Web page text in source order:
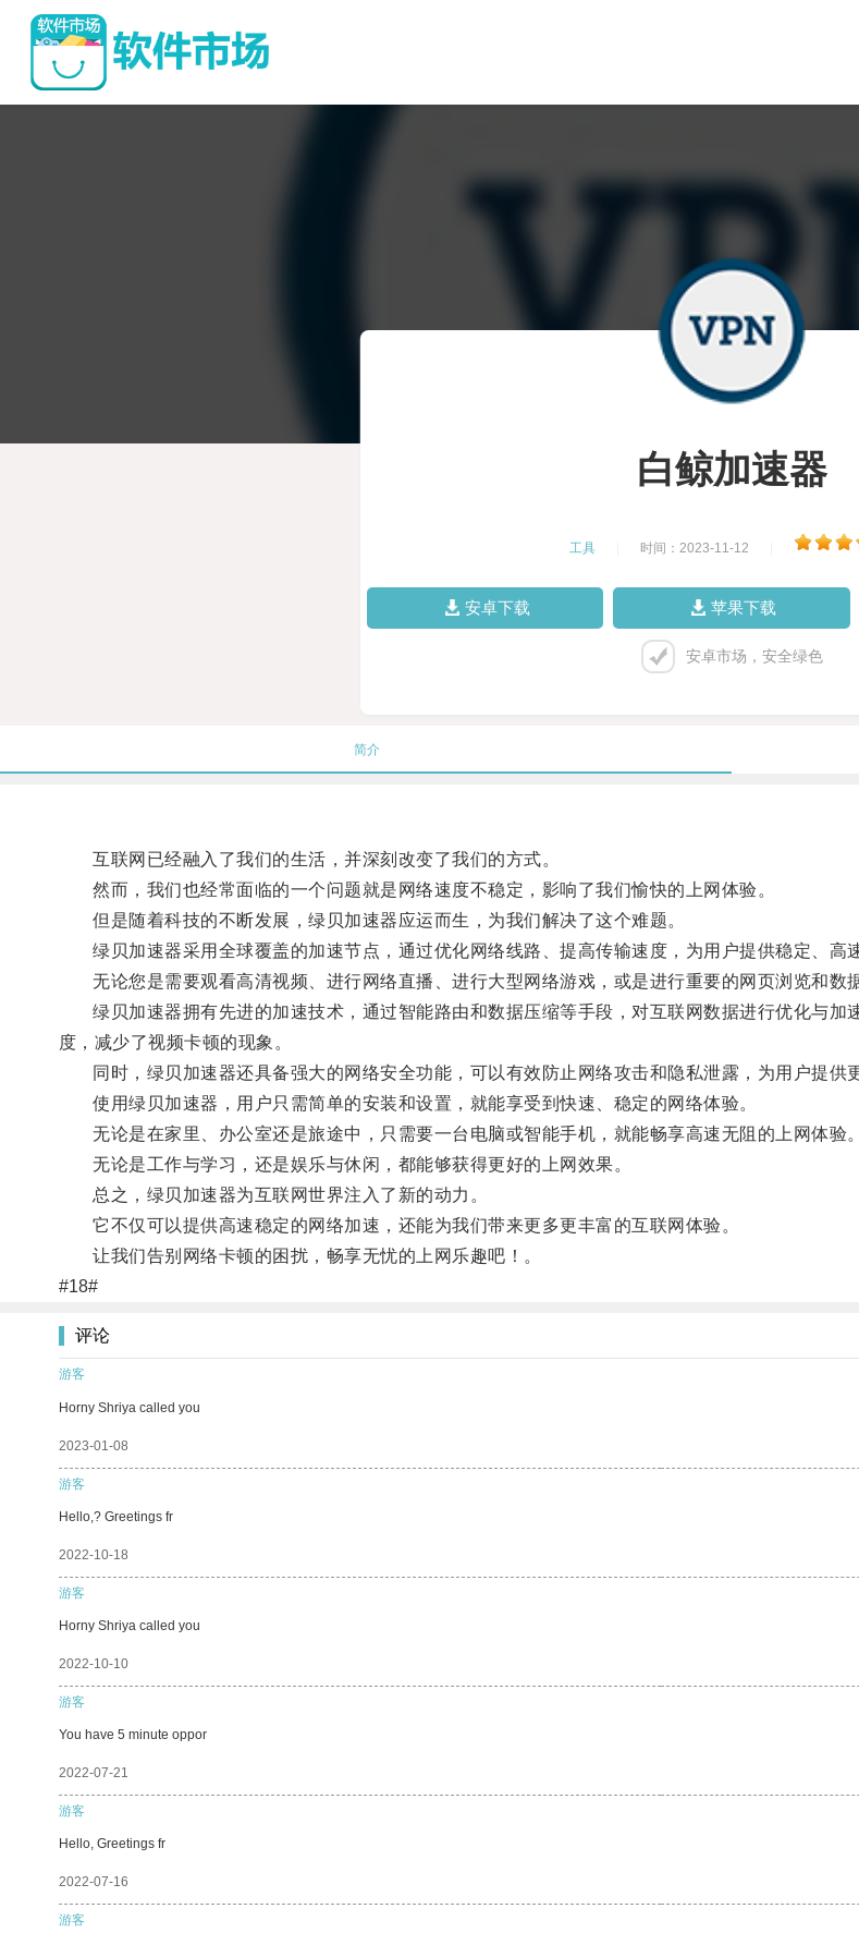
白鲸加速器
工具 时间：2023-11-12
安卓下载 苹果下载
安卓市场，安全绿色
简介
互联网已经融入了我们的生活，并深刻改变了我们的方式。
然而，我们也经常面临的一个问题就是网络速度不稳定，影响了我们愉快的上网体验。
但是随着科技的不断发展，绿贝加速器应运而生，为我们解决了这个难题。
绿贝加速器采用全球覆盖的加速节点，通过优化网络线路、提高传输速度，为用户提供稳定、高
无论您是需要观看高清视频、进行网络直播、进行大型网络游戏，或是进行重要的网页浏览和数
绿贝加速器拥有先进的加速技术，通过智能路由和数据压缩等手段，对互联网数据进行优化与加
度，减少了视频卡顿的现象。
同时，绿贝加速器还具备强大的网络安全功能，可以有效防止网络攻击和隐私泄露，为用户提供
使用绿贝加速器，用户只需简单的安装和设置，就能享受到快速、稳定的网络体验。
无论是在家里、办公室还是旅途中，只需要一台电脑或智能手机，就能畅享高速无阻的上网体验。
无论是工作与学习，还是娱乐与休闲，都能够获得更好的上网效果。
总之，绿贝加速器为互联网世界注入了新的动力。
它不仅可以提供高速稳定的网络加速，还能为我们带来更多更丰富的互联网体验。
让我们告别网络卡顿的困扰，畅享无忧的上网乐趣吧！。
#18#
评论
游客
Horny Shriya called you
2023-01-08
游客
Hello,? Greetings fr
2022-10-18
游客
Horny Shriya called you
2022-10-10
游客
You have 5 minute oppor
2022-07-21
游客
Hello, Greetings fr
2022-07-16
游客